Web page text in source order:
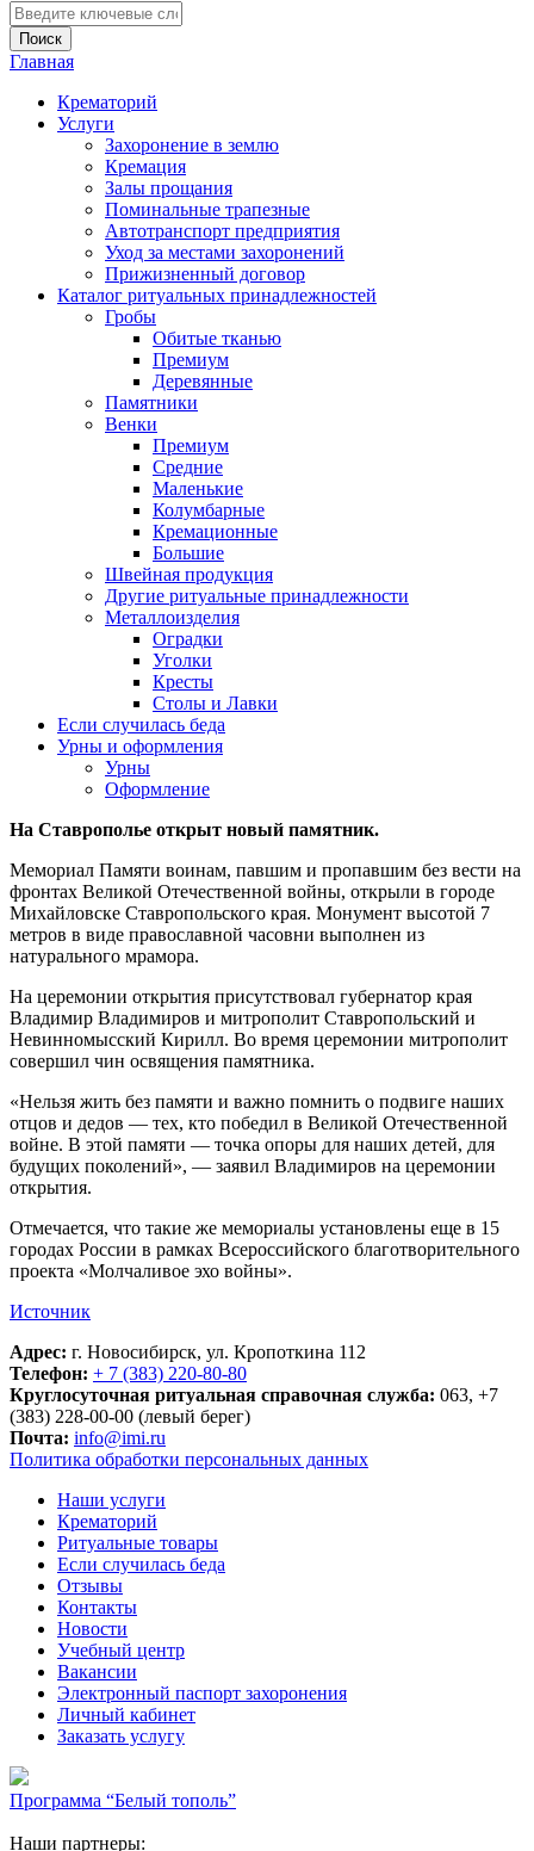
Введите ключевые слова для поиска
Вы здесь
Главная
Крематорий
Услуги
Захоронение в землю
Кремация
Залы прощания
Поминальные трапезные
Автотранспорт предприятия
Уход за местами захоронений
Прижизненный договор
Каталог ритуальных принадлежностей
Гробы
Обитые тканью
Премиум
Деревянные
Памятники
Венки
Премиум
Средние
Маленькие
Колумбарные
Кремационные
Большие
Швейная продукция
Другие ритуальные принадлежности
Металлоизделия
Оградки
Уголки
Кресты
Столы и Лавки
Если случилась беда
Урны и оформления
Урны
Оформление
На Ставрополье открыт новый памятник.
Мемориал Памяти воинам, павшим и пропавшим без вести на
фронтах Великой Отечественной войны, открыли в городе
Михайловске Ставропольского края. Монумент высотой 7
метров в виде православной часовни выполнен из
натурального мрамора.
На церемонии открытия присутствовал губернатор края
Владимир Владимиров и митрополит Ставропольский и
Невинномысский Кирилл. Во время церемонии митрополит
совершил чин освящения памятника.
«Нельзя жить без памяти и важно помнить о подвиге наших
отцов и дедов — тех, кто победил в Великой Отечественной
войне. В этой памяти — точка опоры для наших детей, для
будущих поколений», — заявил Владимиров на церемонии
открытия.
Отмечается, что такие же мемориалы установлены еще в 15
городах России в рамках Всероссийского благотворительного
проекта «Молчаливое эхо войны».
Источник
Адрес: г. Новосибирск, ул. Кропоткина 112
Телефон: + 7 (383) 220-80-80
Круглосуточная ритуальная справочная служба: 063, +7
(383) 228-00-00 (левый берег)
Почта: info@imi.ru
Политика обработки персональных данных
Наши услуги
Крематорий
Ритуальные товары
Если случилась беда
Отзывы
Контакты
Новости
Учебный центр
Вакансии
Электронный паспорт захоронения
Личный кабинет
Заказать услугу
Программа “Белый тополь”
Наши партнеры: